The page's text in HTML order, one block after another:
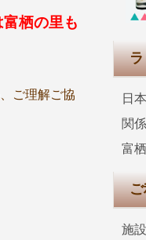
栖の里も
ご理解ご協
日
関
富
施